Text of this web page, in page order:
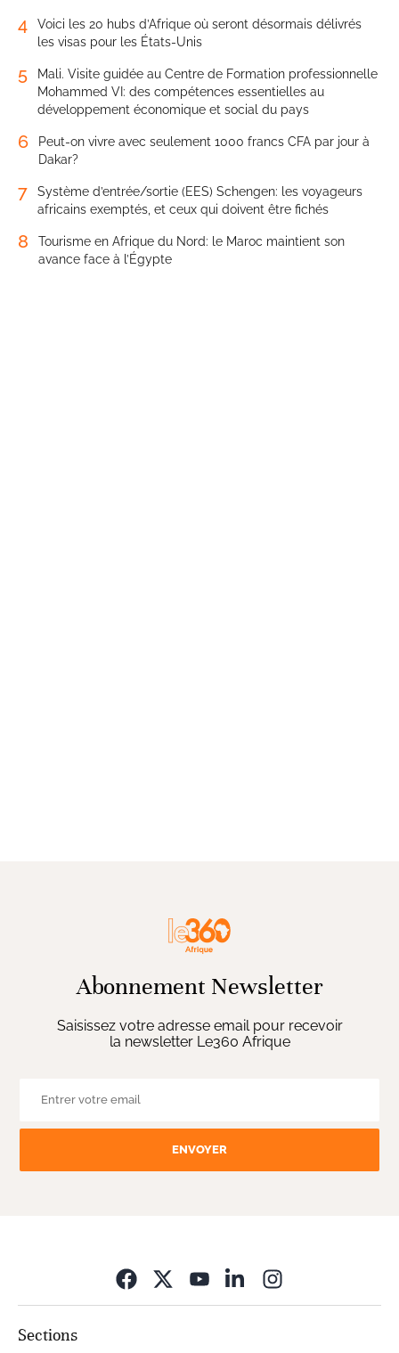
4
Voici les 20 hubs d’Afrique où seront désormais délivrés
les visas pour les États-Unis
5
Mali. Visite guidée au Centre de Formation professionnelle
Mohammed VI: des compétences essentielles au
développement économique et social du pays
6
Peut-on vivre avec seulement 1000 francs CFA par jour à
Dakar?
7
Système d’entrée/sortie (EES) Schengen: les voyageurs
africains exemptés, et ceux qui doivent être fichés
8
Tourisme en Afrique du Nord: le Maroc maintient son
avance face à l’Égypte
Abonnement Newsletter
Saisissez votre adresse email pour recevoir
la newsletter Le360 Afrique
ENVOYER
Sections